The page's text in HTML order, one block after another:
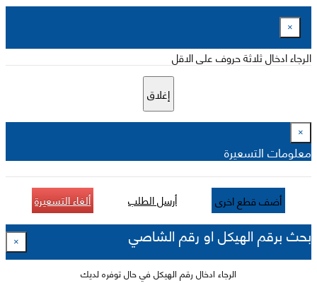
×
الرجاء ادخال ثلاثة حروف على الاقل
إغلاق
×
معلومات التسعيرة
أضف قطع اخرى أرسل الطلب ألغاء التسعيرة
بحث برقم الهيكل او رقم الشاصي ×
الرجاء ادخال رقم الهيكل في حال توفره لديك